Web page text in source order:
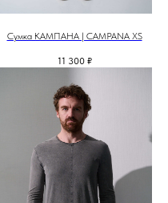
Сумка КАМПАНА | CAMPANA XS
11 300 ₽